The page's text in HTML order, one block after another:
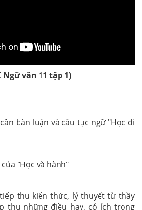
Ngữ văn 11 tập 1)
bàn luận và câu tục ngữ "Học đi
"Học và hành"
thu kiến thức, lý thuyết từ thầy
thu những điều hay, có ích trong